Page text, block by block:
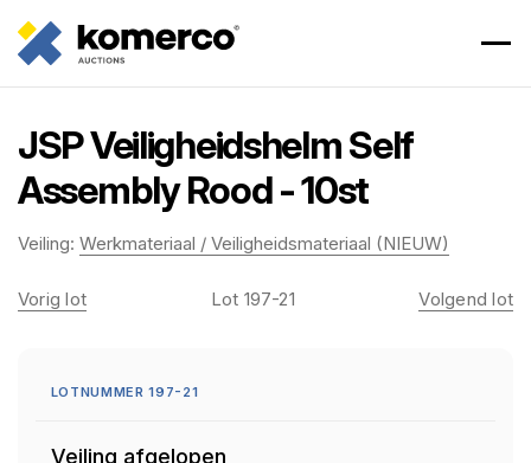
JSP Veiligheidshelm Self
Assembly Rood - 10st
Veiling: Werkmateriaal / Veiligheidsmateriaal (NIEUW)
Vorig lot Lot 197-21 Volgend lot
LOTNUMMER 197-21
Veiling afgelopen